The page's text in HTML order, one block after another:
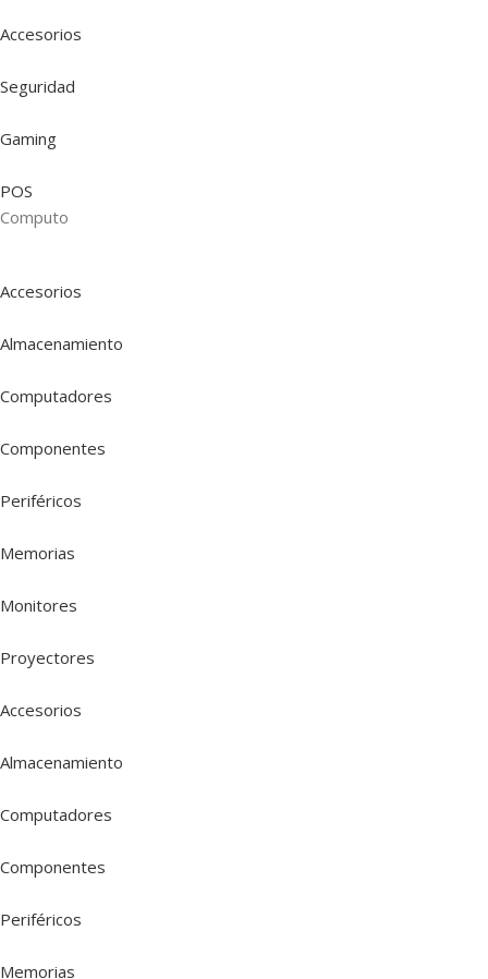
Accesorios
Seguridad
Gaming
POS
Computo
Accesorios
Almacenamiento
Computadores
Componentes
Periféricos
Memorias
Monitores
Proyectores
Accesorios
Almacenamiento
Computadores
Componentes
Periféricos
Memorias